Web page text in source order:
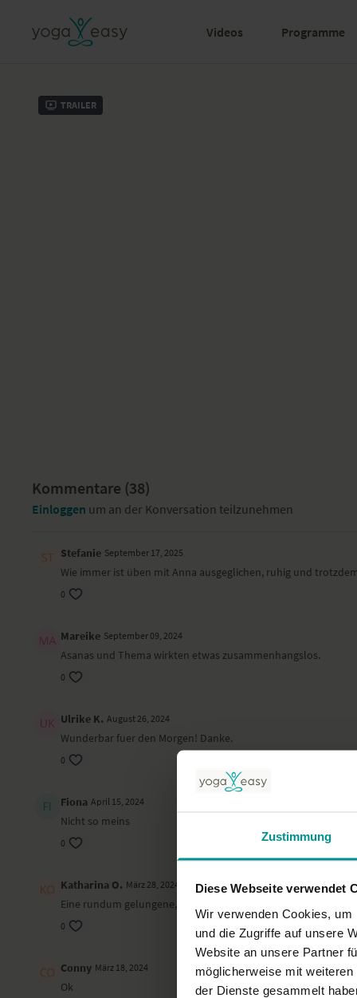
Zustimmung
Diese Webseite verwendet
Wir verwenden Cookies,
und die Zugriffe auf unsere
Website an unsere Partner
möglicherweise mit
der Dienste gesammelt
Videos Programme
Trailer
Kommentare (38)
Einloggen um an der Konversation teilzunehmen
Stefanie September 17, 2025
Wie immer ist üben mit Anna ausgeglichen, ruhig und
0
Mareike September 09, 2024
Asanas und Thema wirkten etwas zusammenhangslos.
0
Ulrike K. August 26, 2024
Wunderbar fuer den Morgen! Danke.
0
Fiona April 15, 2024
Nicht so meins
0
Katharina O. März 28, 2024
Eine rundum gelungene, schöne Yogapraxis mit einem sehr
0
Conny März 18, 2024
Ok